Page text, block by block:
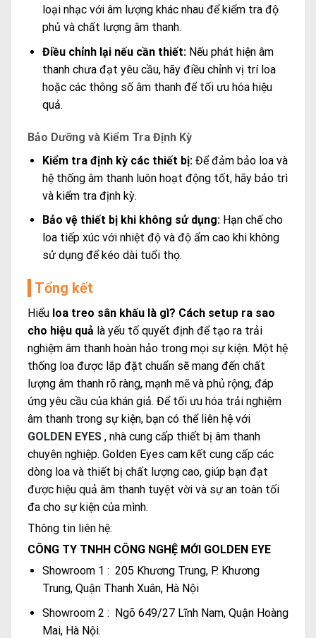
loại nhạc với âm lượng khác nhau để kiểm tra độ
phủ và chất lượng âm thanh.
Điều chỉnh lại nếu cần thiết:Nếu phát hiện âm
thanh chưa đạt yêu cầu, hãy điều chỉnh vị trí loa
hoặc các thông số âm thanh để tối ưu hóa hiệu
quả.
Bảo Dưỡng và Kiểm Tra Định Kỳ
Kiểm tra định kỳ các thiết bị:Để đảm bảo loa và
hệ thống âm thanh luôn hoạt động tốt, hãy bảo trì
và kiểm tra định kỳ.
Bảo vệ thiết bị khi không sử dụng:Hạn chế cho
loa tiếp xúc với nhiệt độ và độ ẩm cao khi không
sử dụng để kéo dài tuổi thọ.
Tổng kết
Hiểu loa treo sân khấu là gì? Cách setup ra sao
cho hiệu quả là yếu tố quyết định để tạo ra trải
nghiệm âm thanh hoàn hảo trong mọi sự kiện. Một hệ
thống loa được lắp đặt chuẩn sẽ mang đến chất
lượng âm thanh rõ ràng, mạnh mẽ và phủ rộng, đáp
ứng yêu cầu của khán giả. Để tối ưu hóa trải nghiệm
âm thanh trong sự kiện, bạn có thể liên hệ với
GOLDEN EYES , nhà cung cấp thiết bị âm thanh
chuyên nghiệp. Golden Eyes cam kết cung cấp các
dòng loa và thiết bị chất lượng cao, giúp bạn đạt
được hiệu quả âm thanh tuyệt vời và sự an toàn tối
đa cho sự kiện của mình.
Thông tin liên hệ:
CÔNG TY TNHH CÔNG NGHỆ MỚI GOLDEN EYE
Showroom 1 : 205 Khương Trung, P. Khương
Trung, Quận Thanh Xuân, Hà Nội
Showroom 2 : Ngõ 649/27 Lĩnh Nam, Quận Hoàng
Mai, Hà Nội.